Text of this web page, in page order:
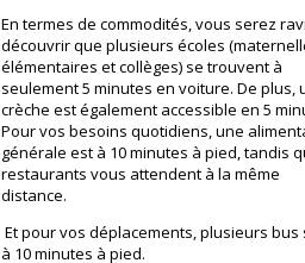
En termes de commodités, vous serez
découvrir que plusieurs écoles
élémentaires et collèges) se trouvent à
seulement 5 minutes en voiture. De plus,
crèche est également accessible en 5
Pour vos besoins quotidiens, une
générale est à 10 minutes à pied, tandis
restaurants vous attendent à la même
distance.
Et pour vos déplacements, plusieurs bus
à 10 minutes à pied.